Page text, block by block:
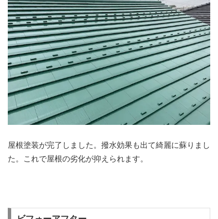
屋根塗装が完了しました。撥水効果も出て綺麗に蘇りまし
た。これで屋根の劣化が抑えられます。